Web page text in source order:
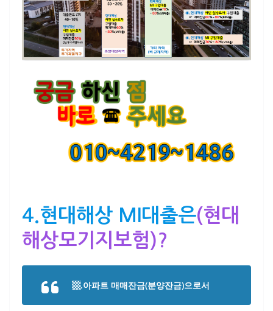
4.현대해상 MI대출은(현대
해상모기지보험)?
▩.아파트 매매잔금(분양잔금)으로서